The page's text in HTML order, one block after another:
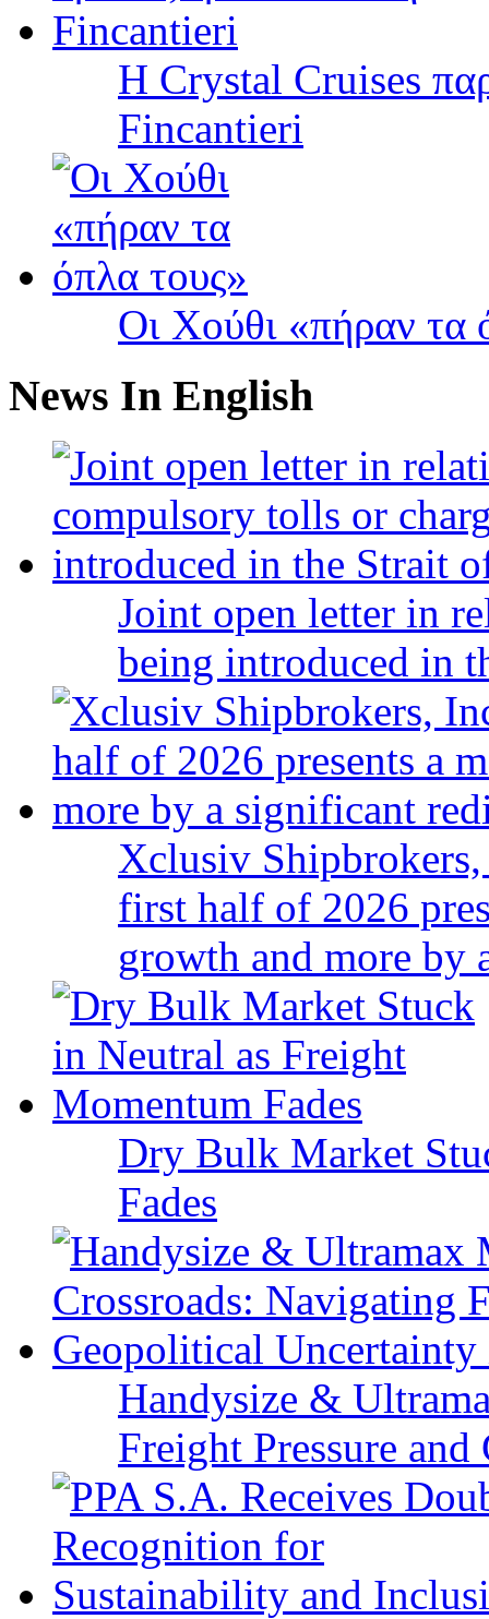
Η Crystal Cruises
Fincantieri
Οι Χούθι «πήραν τα
News In English
Joint open letter in
being introduced in
Xclusiv
first half of 2026
growth and more
Dry Bulk Market
Fades
Handysize &
Freight Pressure